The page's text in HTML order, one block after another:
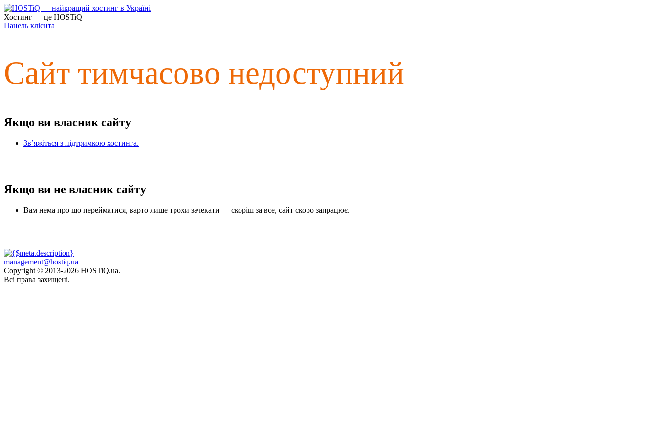
Хостинг — це HOSTiQ
Панель клієнта
Сайт тимчасово недоступний
Якщо ви власник сайту
Зв’яжіться з підтримкою хостинга.
Якщо ви не власник сайту
Вам нема про що перейматися, варто лише трохи зачекати — скоріш за все, сайт скоро запрацює.
management@hostiq.ua
Copyright © 2013-2026 HOSTiQ.ua.
Всі права захищені.